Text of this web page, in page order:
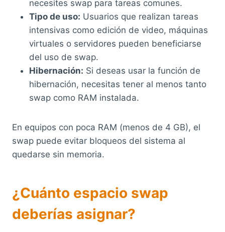
necesites swap para tareas comunes.
Tipo de uso: Usuarios que realizan tareas
intensivas como edición de video, máquinas
virtuales o servidores pueden beneficiarse
del uso de swap.
Hibernación: Si deseas usar la función de
hibernación, necesitas tener al menos tanto
swap como RAM instalada.
En equipos con poca RAM (menos de 4 GB), el
swap puede evitar bloqueos del sistema al
quedarse sin memoria.
¿Cuánto espacio swap
deberías asignar?